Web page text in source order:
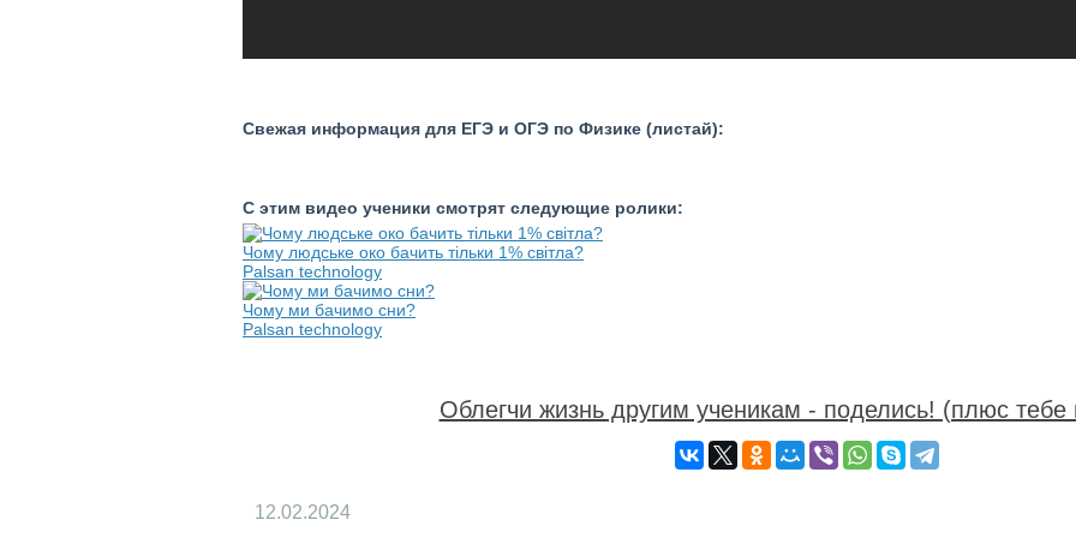
Свежая информация для ЕГЭ и ОГЭ по Физике (листай):
С этим видео ученики смотрят следующие ролики:
Чому людське око бачить тільки 1% світла?
Palsan technology
Чому ми бачимо сни?
Palsan technology
Облегчи жизнь другим ученикам - поделись! (плюс тебе
12.02.2024